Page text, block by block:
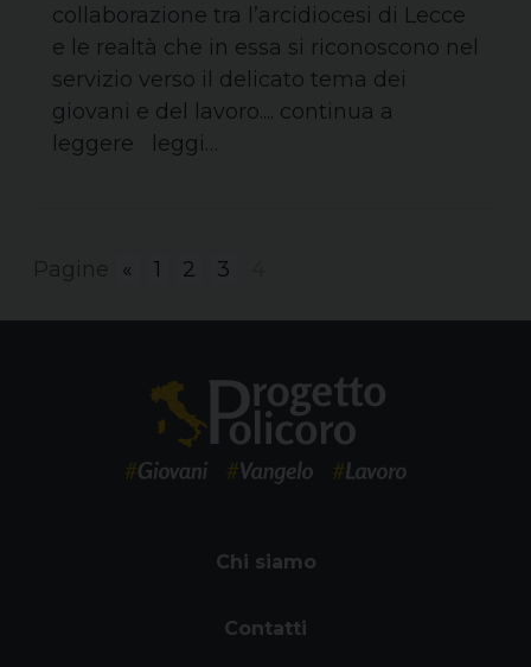
collaborazione tra l’arcidiocesi di Lecce
e le realtà che in essa si riconoscono nel
servizio verso il delicato tema dei
giovani e del lavoro.... continua a
leggere leggi…
Pagine « 1 2 3
Chi siamo
Contatti